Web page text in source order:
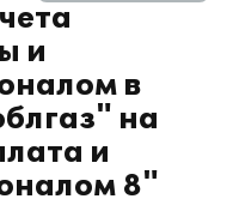
и
в
на
и
8"